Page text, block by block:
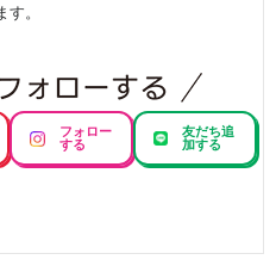
。
フォロー
する
友だち追
加する